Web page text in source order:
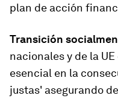
plan de acción
Transición
nacionales y de la
esencial en la
justas' asegurando